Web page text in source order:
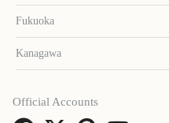
Fukuoka
Kanagawa
Official Accounts